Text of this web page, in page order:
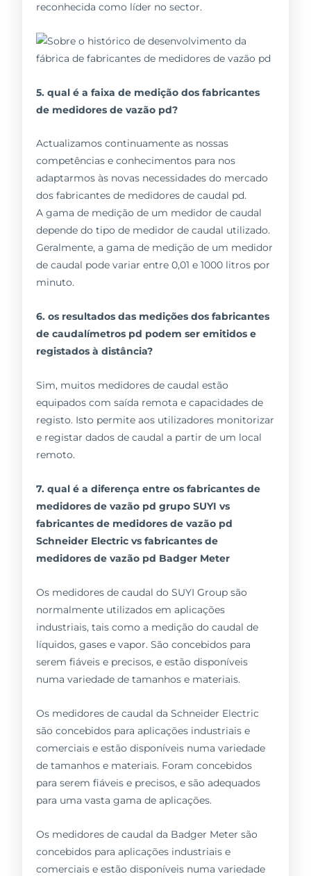
reconhecida como líder no sector.
5. qual é a faixa de medição dos fabricantes
de medidores de vazão pd?
Actualizamos continuamente as nossas
competências e conhecimentos para nos
adaptarmos às novas necessidades do mercado
dos fabricantes de medidores de caudal pd.
A gama de medição de um medidor de caudal
depende do tipo de medidor de caudal utilizado.
Geralmente, a gama de medição de um medidor
de caudal pode variar entre 0,01 e 1000 litros por
minuto.
6. os resultados das medições dos fabricantes
de caudalímetros pd podem ser emitidos e
registados à distância?
Sim, muitos medidores de caudal estão
equipados com saída remota e capacidades de
registo. Isto permite aos utilizadores monitorizar
e registar dados de caudal a partir de um local
remoto.
7. qual é a diferença entre os fabricantes de
medidores de vazão pd grupo SUYI vs
fabricantes de medidores de vazão pd
Schneider Electric vs fabricantes de
medidores de vazão pd Badger Meter
Os medidores de caudal do SUYI Group são
normalmente utilizados em aplicações
industriais, tais como a medição do caudal de
líquidos, gases e vapor. São concebidos para
serem fiáveis e precisos, e estão disponíveis
numa variedade de tamanhos e materiais.
Os medidores de caudal da Schneider Electric
são concebidos para aplicações industriais e
comerciais e estão disponíveis numa variedade
de tamanhos e materiais. Foram concebidos
para serem fiáveis e precisos, e são adequados
para uma vasta gama de aplicações.
Os medidores de caudal da Badger Meter são
concebidos para aplicações industriais e
comerciais e estão disponíveis numa variedade